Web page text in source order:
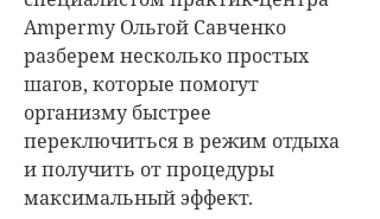
Ampermy Ольгой Савченко
разберем несколько простых
шагов, которые помогут
организму быстрее
переключиться в режим отдыха
и получить от процедуры
максимальный эффект.